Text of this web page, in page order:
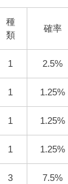
種
類
確率
1 2.5%
1 1.25%
1 1.25%
1 1.25%
3 7.5%